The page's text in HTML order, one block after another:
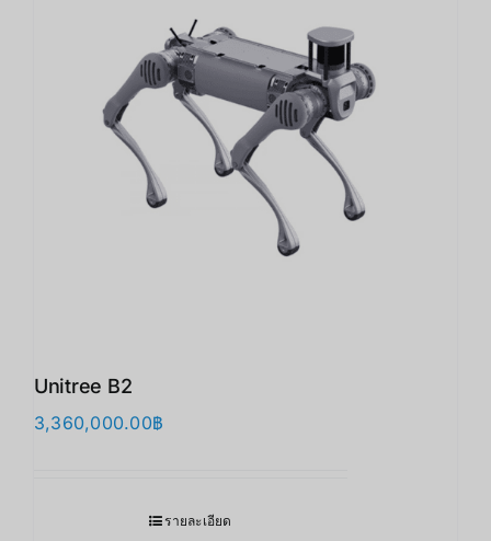
Unitree B2
3,360,000.00฿
รายละเอียด